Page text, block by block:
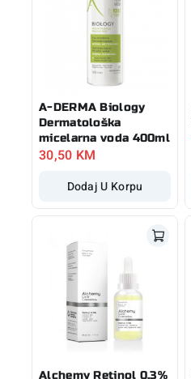
A-DERMA Biology
Dermatološka
micelarna voda 400ml
30,50 KM
Dodaj U Korpu
Alchemy Retinol 0.3%